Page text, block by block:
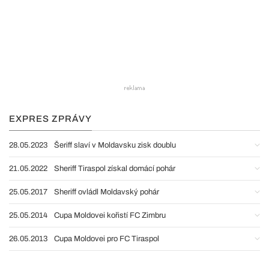
EXPRES ZPRÁVY
28.05.2023 Šeriff slaví v Moldavsku zisk doublu
21.05.2022 Sheriff Tiraspol získal domácí pohár
25.05.2017 Sheriff ovládl Moldavský pohár
25.05.2014 Cupa Moldovei kořistí FC Zimbru
26.05.2013 Cupa Moldovei pro FC Tiraspol